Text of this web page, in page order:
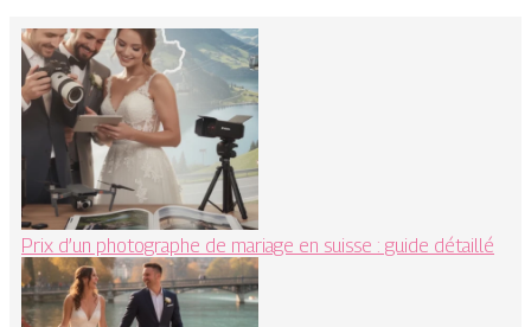
Prix d’un photographe de mariage en suisse : guide détaillé